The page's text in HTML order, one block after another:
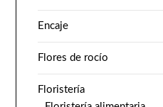
Encaje
Flores de rocío
Floristería